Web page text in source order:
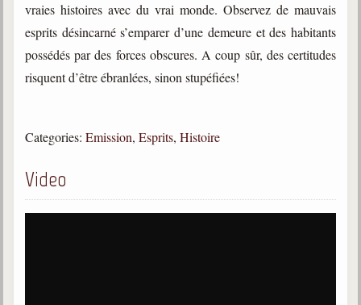
Citations
Maximes
Enregistrements
Powerpoints
Enseignement
Cours dispensés au Centre
vraies histoires avec du vrai monde. Observez de mauvais
esprits désincarné s’emparer d’une demeure et des habitants
possédés par des forces obscures. A coup sûr, des certitudes
risquent d’être ébranlées, sinon stupéfiées!
Categories: Emission, Esprits, Histoire
Video